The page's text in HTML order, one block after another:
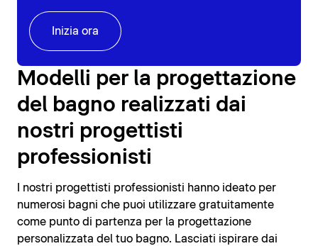
Inizia ora
Modelli per la progettazione
del bagno realizzati dai
nostri progettisti
professionisti
I nostri progettisti professionisti hanno ideato per
numerosi bagni che puoi utilizzare gratuitamente
come punto di partenza per la progettazione
personalizzata del tuo bagno. Lasciati ispirare dai